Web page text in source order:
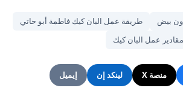
بيض
طريقة عمل البان كيك فاطمة أبو حاتي
مقادير عمل البان كيك
منصة X لينكد إن إيميل